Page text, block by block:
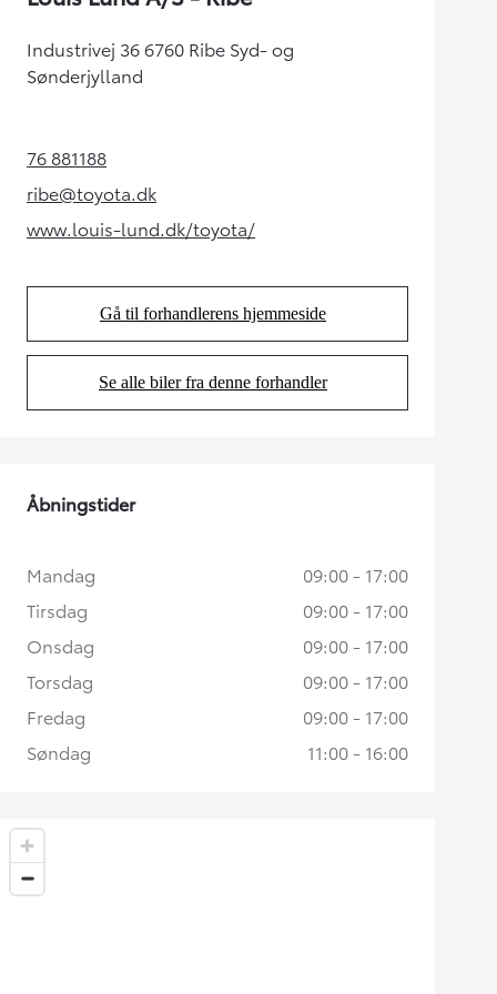
Industrivej 36 6760 Ribe Syd- og
Sønderjylland
76 881188(Opens in new tab)
ribe@toyota.dk(Opens in new tab)
www.louis-lund.dk/toyota/
(Opens in new tab)
Gå til forhandlerens hjemmeside
(Opens in new tab)
Se alle biler fra denne forhandler
(Opens in new tab)
Åbningstider
Mandag
09:00 - 17:00
Tirsdag
09:00 - 17:00
Onsdag
09:00 - 17:00
Torsdag
09:00 - 17:00
Fredag
09:00 - 17:00
Søndag
11:00 - 16:00